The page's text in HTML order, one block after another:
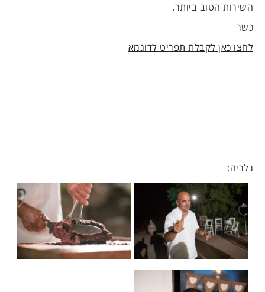
השירות הטוב ביותר.
כשר
לחצו כאן לקבלת תפריט לדוגמא
גלריה: